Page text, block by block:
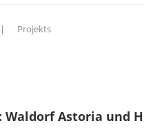
| Projekts
Waldorf Astoria und